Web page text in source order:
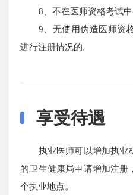
8、不在医师资格考试
9、无使用伪造医师资
进行注册情况的。
享受待遇
执业医师可以增加执业
的卫生健康局申请增加注册
个执业地点。